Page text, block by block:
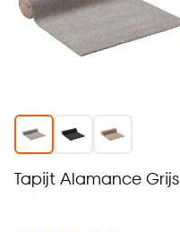
Tapijt Alamance Grijs